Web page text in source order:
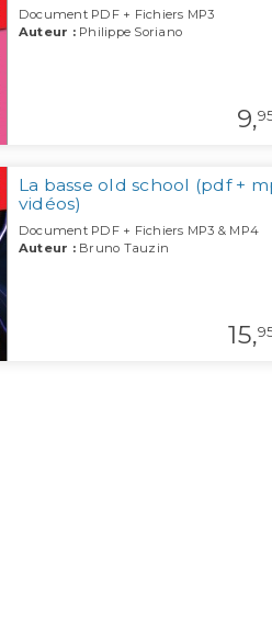
Document PDF + Fichiers MP3
Auteur :Philippe Soriano
9,
La basse old school (pdf +
vidéos)
Document PDF + Fichiers MP3 & MP4
Auteur :Bruno Tauzin
15,